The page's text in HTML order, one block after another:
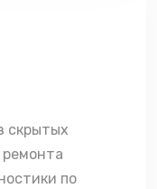
скрытых
по